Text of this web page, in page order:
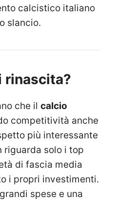
calcistico italiano
slancio.
rinascita?
che il calcio
competitività anche
più interessante
riguarda solo i top
di fascia media
i propri investimenti.
spese e una